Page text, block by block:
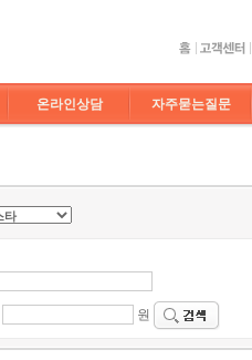
온라인상담 자주묻는질문
원